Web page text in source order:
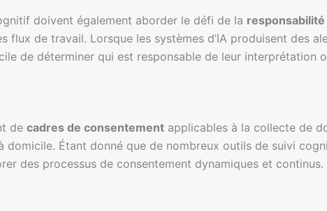
doivent également aborder le défi de la
flux de travail. Lorsque les systèmes d’IA produisent des
de déterminer qui est responsable de leur interprétation
de cadres de consentement applicables à la collecte de
domicile. Étant donné que de nombreux outils de suivi
des processus de consentement dynamiques et continus.